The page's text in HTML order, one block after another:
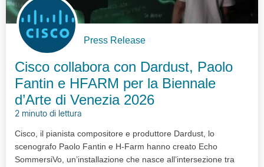
Press Release
Cisco collabora con Dardust, Paolo
Fantin e HFARM per la Biennale
d’Arte di Venezia 2026
2 minuto di lettura
Cisco, il pianista compositore e produttore Dardust, lo
scenografo Paolo Fantin e H-Farm hanno creato Echo
SommersiVo, un’installazione che nasce all’intersezione tra